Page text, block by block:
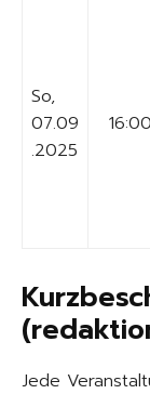
So,
07.09
.2025
16:00
Jede